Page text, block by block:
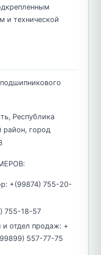
и технической
Республика
район, город
+(99874) 755-20-
755-18-57
и отдел продаж: +
557-77-75